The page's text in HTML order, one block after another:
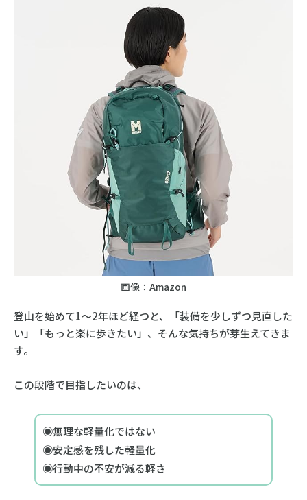
画像：Amazon
登山を始めて1〜2年ほど経つと、「装備を少しずつ見直した
い」「もっと楽に歩きたい」、そんな気持ちが芽生えてきま
す。
この段階で目指したいのは、
◉無理な軽量化ではない
◉安定感を残した軽量化
◉行動中の不安が減る軽さ